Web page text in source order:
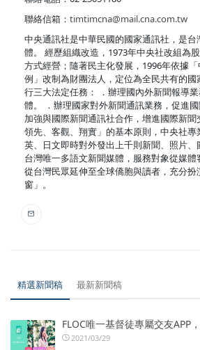
聯絡信箱： timtimcna@mail.cna.com.tw
中央通訊社是中華民國的國家通訊社，是
體。 經歷組織改造，1973年中央社改組為
方式經營；隨著民主化發展，1996年依據
例」改制為財團法人，定位為全民共有的
行三大法定任務： ．辦理國內外新聞報導
體。 ．辦理國家對外新聞通訊業務，促進國
加強與國際新聞通訊社合作，增進國際新聞
領先、客觀、翔實」的基本原則，中央社專
英、日文即時對外發出上千則新聞、照片
台灣唯一多語文新聞媒體，服務對象從媒體
從台灣民眾延伸至全球僑胞與讀者，充分扮
窗」。
精選新聞稿 最新新聞稿
FLOC唯一基督徒專屬交友APP
2021/03/29